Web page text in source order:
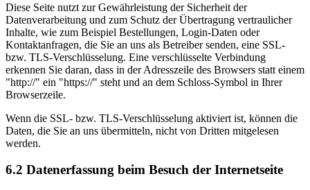
Diese Seite nutzt zur Gewährleistung der Sicherheit der
Datenverarbeitung und zum Schutz der Übertragung vertraulicher
Inhalte, wie zum Beispiel Bestellungen, Login-Daten oder
Kontaktanfragen, die Sie an uns als Betreiber senden, eine SSL-
bzw. TLS-Verschlüsselung. Eine verschlüsselte Verbindung
erkennen Sie daran, dass in der Adresszeile des Browsers statt einem
"http://" ein "https://" steht und an dem Schloss-Symbol in Ihrer
Browserzeile.
Wenn die SSL- bzw. TLS-Verschlüsselung aktiviert ist, können die
Daten, die Sie an uns übermitteln, nicht von Dritten mitgelesen
werden.
6.2 Datenerfassung beim Besuch der Internetseite